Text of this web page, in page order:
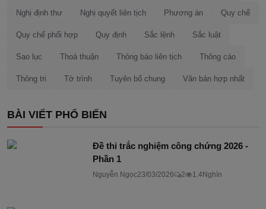
Nghị định thư Nghị quyết liên tịch Phương án Quy chế
Quy chế phối hợp Quy định Sắc lệnh Sắc luật
Sao lục Thoả thuận Thông báo liên tịch Thông cáo
Thông tri Tờ trình Tuyên bố chung Văn bản hợp nhất
BÀI VIẾT PHỔ BIẾN
Đề thi trắc nghiệm công chứng 2026 -
Phần 1
Nguyễn Ngọc23/03/2026 2 1.4Nghìn